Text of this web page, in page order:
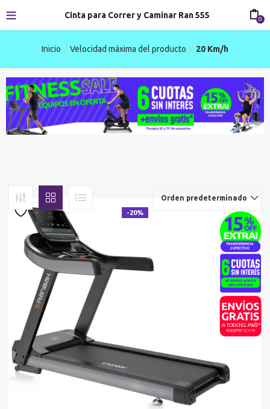
Cinta para Correr y Caminar Ran 555 0
Inicio Velocidad máxima del producto 20 Km/h
Orden predeterminado
-20%